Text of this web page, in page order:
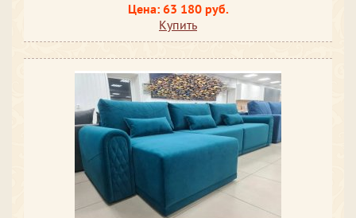
Цена: 63 180 руб.
Купить